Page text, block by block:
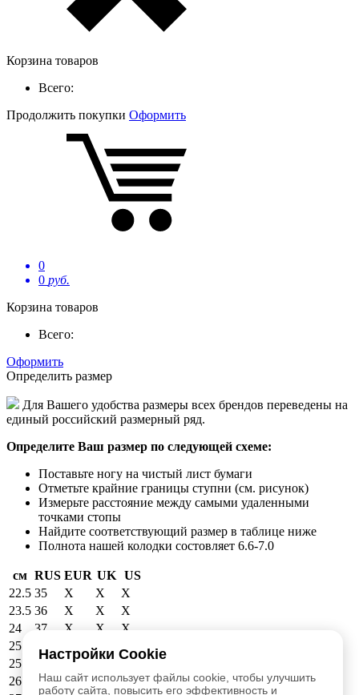
Настройки Cookie
Наш сайт использует файлы cookie, чтобы улучшить
работу сайта, повысить его эффективность и
Корзина товаров
Всего:
Продолжить покупки Оформить
0
0 руб.
Корзина товаров
Всего:
Оформить
Определить размер
Для Вашего удобства размеры всех брендов переведены на
единый российский размерный ряд.
Определите Ваш размер по следующей схеме:
Поставьте ногу на чистый лист бумаги
Отметьте крайние границы ступни (см. рисунок)
Измерьте расстояние между самыми удаленными
точками стопы
Найдите соответствующий размер в таблице ниже
Полнота нашей колодки состовляет 6.6-7.0
см RUS EUR UK US
22.5 35 X X
X
23.5 36 X X
X
24
37 X X
X
25
6
25.5
39 40 6.5
7
26.5
40 41 7.5
8